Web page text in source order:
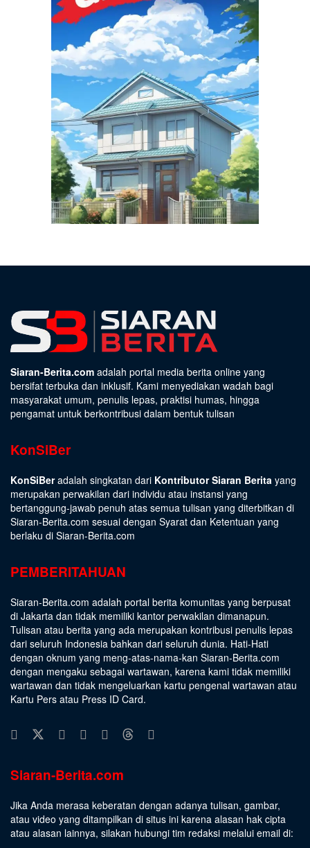
Siaran-Berita.com adalah portal media berita online yang
bersifat terbuka dan inklusif. Kami menyediakan wadah bagi
masyarakat umum, penulis lepas, praktisi humas, hingga
pengamat untuk berkontribusi dalam bentuk tulisan
KonSiBer
KonSiBeradalah singkatan dari Kontributor Siaran Berita yang
merupakan perwakilan dari individu atau instansi yang
bertanggung-jawab penuh atas semua tulisan yang diterbitkan di
Siaran-Berita.com sesuai dengan Syarat dan Ketentuan yang
berlaku di Siaran-Berita.com
PEMBERITAHUAN
Siaran-Berita.com adalah portal berita komunitas yang berpusat
di Jakarta dan tidak memiliki kantor perwakilan dimanapun.
Tulisan atau berita yang ada merupakan kontribusi penulis lepas
dari seluruh Indonesia bahkan dari seluruh dunia. Hati-Hati
dengan oknum yang meng-atas-nama-kan Siaran-Berita.com
dengan mengaku sebagai wartawan, karena kami tidak memiliki
wartawan dan tidak mengeluarkan kartu pengenal wartawan atau
Kartu Pers atau Press ID Card.
Siaran-Berita.com
Jika Anda merasa keberatan dengan adanya tulisan, gambar,
atau video yang ditampilkan di situs ini karena alasan hak cipta
atau alasan lainnya, silakan hubungi tim redaksi melalui email di: